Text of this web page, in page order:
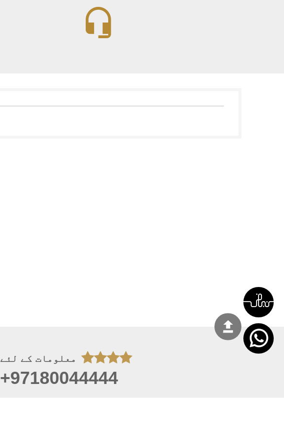
معلومات کے لئے
+97180044444